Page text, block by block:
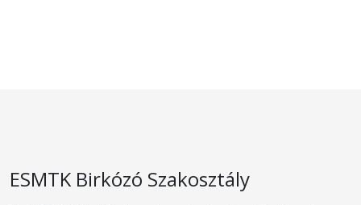
ESMTK Birkózó Szakosztály